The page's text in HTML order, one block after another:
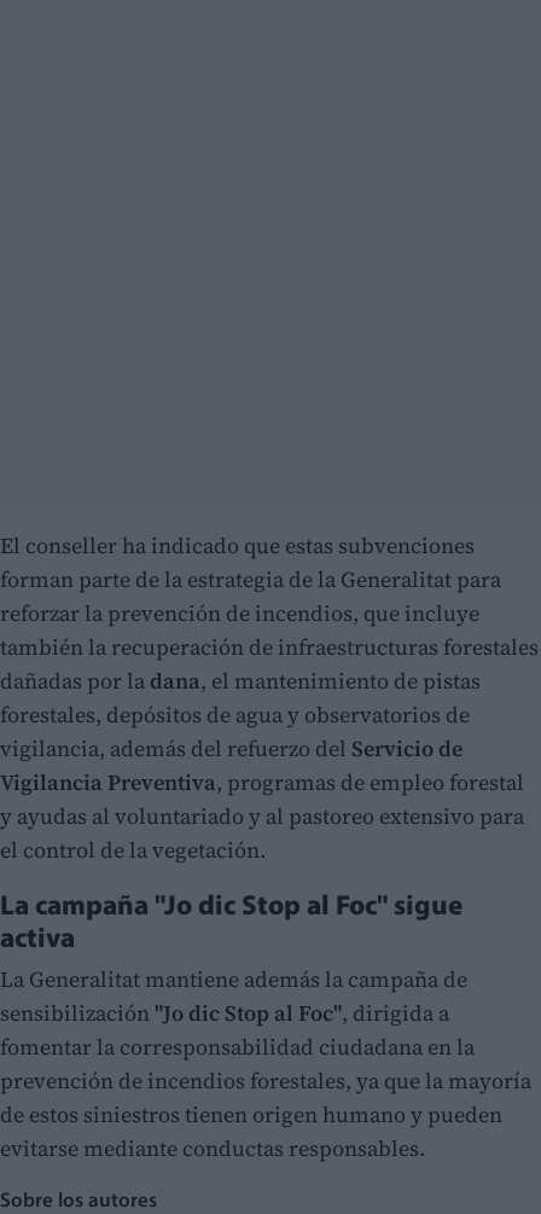
El conseller ha indicado que estas subvenciones
forman parte de la estrategia de la Generalitat para
reforzar la prevención de incendios, que incluye
también la recuperación de infraestructuras forestales
dañadas por la dana, el mantenimiento de pistas
forestales, depósitos de agua y observatorios de
vigilancia, además del refuerzo del Servicio de
Vigilancia Preventiva, programas de empleo forestal
y ayudas al voluntariado y al pastoreo extensivo para
el control de la vegetación.
La campaña "Jo dic Stop al Foc" sigue
activa
La Generalitat mantiene además la campaña de
sensibilización "Jo dic Stop al Foc", dirigida a
fomentar la corresponsabilidad ciudadana en la
prevención de incendios forestales, ya que la mayoría
de estos siniestros tienen origen humano y pueden
evitarse mediante conductas responsables.
Sobre los autores